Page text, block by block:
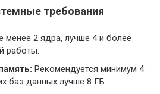
требования
менее 2 ядра, лучше 4 и более
работы.
Рекомендуется минимум 4
баз данных лучше 8 ГБ.